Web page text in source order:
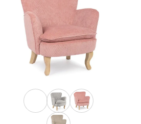
varianti.
opzioni
possono
scelte
nella
del
prodotto